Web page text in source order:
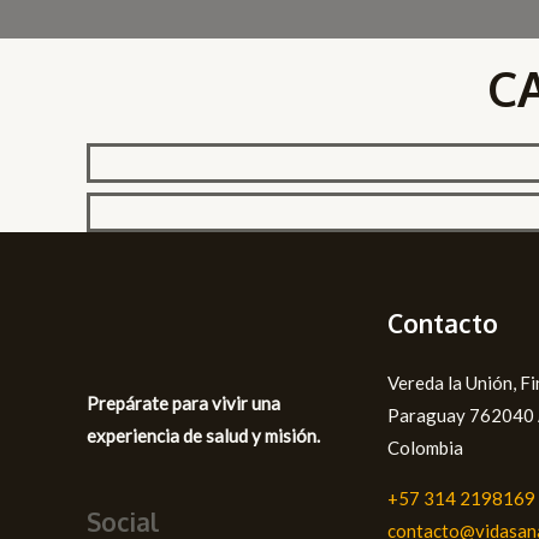
Prepárate para vivir una
experiencia de salud y misión.
Social
Contacto
Vereda la Unión,
Paraguay 762040
Colombia
+57 314 2198169